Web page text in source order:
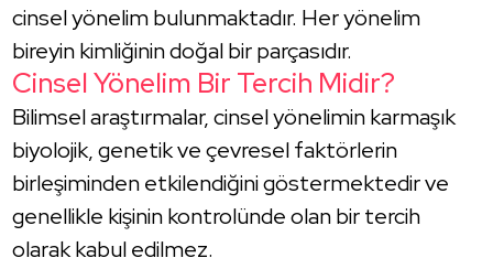
cinsel yönelim bulunmaktadır. Her yönelim
bireyin kimliğinin doğal bir parçasıdır.
Cinsel Yönelim Bir Tercih Midir?
Bilimsel araştırmalar, cinsel yönelimin karmaşık
biyolojik, genetik ve çevresel faktörlerin
birleşiminden etkilendiğini göstermektedir ve
genellikle kişinin kontrolünde olan bir tercih
olarak kabul edilmez.